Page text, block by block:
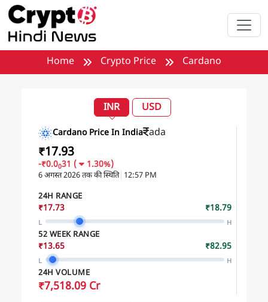
मुख्य सामग्री पर जाएँ
Home Crypto Price Cardano
INR USD
Cardano Price In India ada
₹17.93
-₹0.0031 ( 1.30%)
6 अगस्त 2026तक की स्थिति 12:57 PM
24H RANGE
₹17.73 ₹18.79
L H
52 WEEK RANGE
₹13.65 ₹82.95
L H
24H VOLUME
₹7,518.09 Cr